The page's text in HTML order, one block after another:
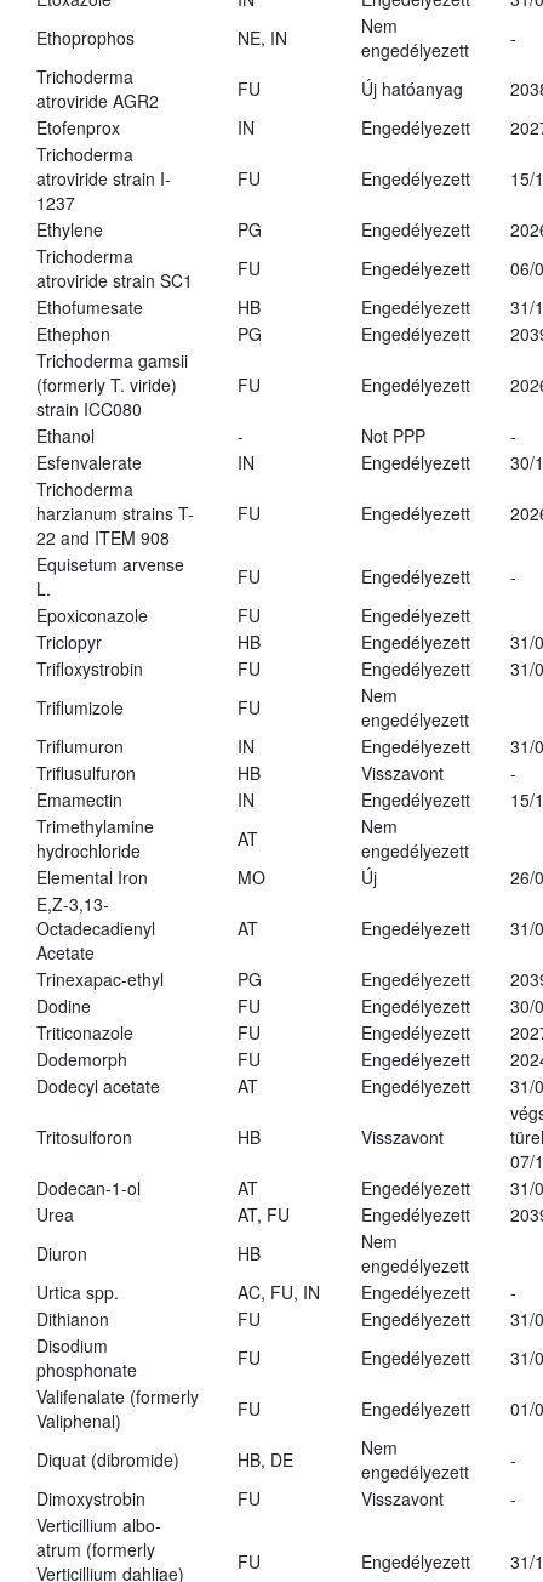
Ethoprophos
NE, IN
Nem
engedélyezett
-
Trichoderma
atroviride AGR2
FU Új hatóanyag
Etofenprox
IN Engedélyezett
Trichoderma
atroviride strain I-
1237
FU Engedélyezett 15/
Ethylene PG Engedélyezett
Trichoderma
atroviride strain SC1
FU Engedélyezett
06/
Ethofumesate
HB Engedélyezett
31/
Ethephon
PG Engedélyezett
Trichoderma gamsii
(formerly T. viride)
strain ICC080
FU Engedélyezett
Ethanol - Not PPP
-
Esfenvalerate
IN Engedélyezett
30/
Trichoderma
harzianum strains T-
22 and ITEM 908
FU Engedélyezett
Equisetum arvense
L.
FU Engedélyezett
-
Epoxiconazole
FU
Engedélyezett
Triclopyr
HB Engedélyezett
31/
Trifloxystrobin
FU Engedélyezett
31/
Triflumizole
FU
Nem
engedélyezett
Triflumuron
IN Engedélyezett
31/
Triflusulfuron
HB Visszavont
-
Emamectin
IN Engedélyezett
15/
Trimethylamine
hydrochloride
AT
Nem
engedélyezett
Elemental Iron
MO Új
26/
E,Z-3,13-
Octadecadienyl
Acetate
AT Engedélyezett 31/
Trinexapac-ethyl PG Engedélyezett
Dodine
FU Engedélyezett
30/
Triticonazole
FU Engedélyezett
Dodemorph
FU Engedélyezett
Dodecyl acetate
AT Engedélyezett 31/
Tritosulforon HB Visszavont
07/
Dodecan-1-ol
AT Engedélyezett
31/
Urea
AT, FU Engedélyezett
Diuron
HB
Nem
engedélyezett
Urtica spp.
AC, FU, IN Engedélyezett
-
Dithianon
FU Engedélyezett
31/
Disodium
phosphonate
FU Engedélyezett
31/
Valifenalate (formerly
Valiphenal)
FU Engedélyezett 01/
Diquat (dibromide) HB, DE
Nem
engedélyezett
-
Dimoxystrobin
FU Visszavont
-
Verticillium albo-
atrum (formerly
Verticillium dahliae)
FU Engedélyezett 31/